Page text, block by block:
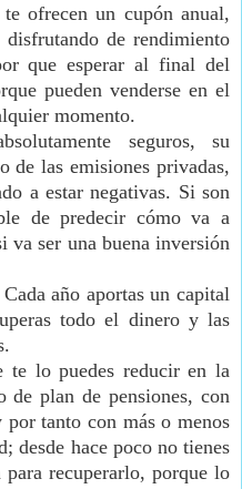
ofrecen un cupón anual,
de rendimiento
que esperar al final del
pueden venderse en el
momento.
seguros, su
de las emisiones privadas,
a estar negativas. Si son
de predecir cómo va a
va ser una buena inversión
año aportas un capital
todo el dinero y las
te lo puedes reducir en la
de plan de pensiones, con
tanto con más o menos
desde hace poco no tienes
recuperarlo, porque lo